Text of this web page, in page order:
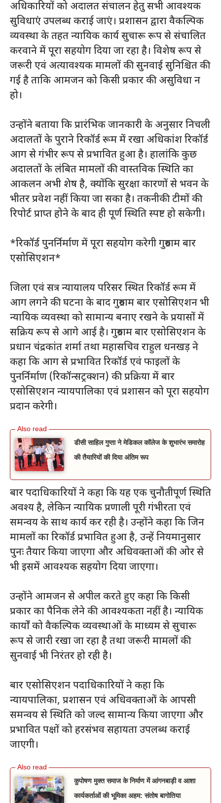
अधिकारियों को अदालत संचालन हेतु सभी आवश्यक
सुविधाएं उपलब्ध कराई जाएं। प्रशासन द्वारा वैकल्पिक
व्यवस्था के तहत न्यायिक कार्य सुचारू रूप से संचालित
करवाने में पूरा सहयोग दिया जा रहा है। विशेष रूप से
जरूरी एवं अत्यावश्यक मामलों की सुनवाई सुनिश्चित की
गई है ताकि आमजन को किसी प्रकार की असुविधा न
हो।
उन्होंने बताया कि प्रारंभिक जानकारी के अनुसार निचली
अदालतों के पुराने रिकॉर्ड रूम में रखा अधिकांश रिकॉर्ड
आग से गंभीर रूप से प्रभावित हुआ है। हालांकि कुछ
अदालतों के लंबित मामलों की वास्तविक स्थिति का
आकलन अभी शेष है, क्योंकि सुरक्षा कारणों से भवन के
भीतर प्रवेश नहीं किया जा सका है। तकनीकी टीमों की
रिपोर्ट प्राप्त होने के बाद ही पूर्ण स्थिति स्पष्ट हो सकेगी।
*रिकॉर्ड पुनर्निर्माण में पूरा सहयोग करेगी गुरुग्राम बार
एसोसिएशन*
जिला एवं सत्र न्यायालय परिसर स्थित रिकॉर्ड रूम में
आग लगने की घटना के बाद गुरुग्राम बार एसोसिएशन भी
न्यायिक व्यवस्था को सामान्य बनाए रखने के प्रयासों में
सक्रिय रूप से आगे आई है। गुरुग्राम बार एसोसिएशन के
प्रधान चंद्रकांत शर्मा तथा महासचिव राहुल धनखड़ ने
कहा कि आग से प्रभावित रिकॉर्ड एवं फाइलों के
पुनर्निर्माण (रिकॉन्सट्रक्शन) की प्रक्रिया में बार
एसोसिएशन न्यायपालिका एवं प्रशासन को पूरा सहयोग
प्रदान करेगी।
डीसी साहिल गुप्ता ने मेडिकल कॉलेज के शुभारंभ समारोह
की तैयारियों की दिया अंतिम रूप
बार पदाधिकारियों ने कहा कि यह एक चुनौतीपूर्ण स्थिति
अवश्य है, लेकिन न्यायिक प्रणाली पूरी गंभीरता एवं
समन्वय के साथ कार्य कर रही है। उन्होंने कहा कि जिन
मामलों का रिकॉर्ड प्रभावित हुआ है, उन्हें नियमानुसार
पुनः तैयार किया जाएगा और अधिवक्ताओं की ओर से
भी इसमें आवश्यक सहयोग दिया जाएगा।
उन्होंने आमजन से अपील करते हुए कहा कि किसी
प्रकार का पैनिक लेने की आवश्यकता नहीं है। न्यायिक
कार्यों को वैकल्पिक व्यवस्थाओं के माध्यम से सुचारू
रूप से जारी रखा जा रहा है तथा जरूरी मामलों की
सुनवाई भी निरंतर हो रही है।
बार एसोसिएशन पदाधिकारियों ने कहा कि
न्यायपालिका, प्रशासन एवं अधिवक्ताओं के आपसी
समन्वय से स्थिति को जल्द सामान्य किया जाएगा और
प्रभावित पक्षों को हरसंभव सहायता उपलब्ध कराई
जाएगी।
कुपोषण मुक्त समाज के निर्माण में आंगनबाड़ी व आशा
कार्यकर्ताओं की भूमिका अहम: संतोष बागोतिया